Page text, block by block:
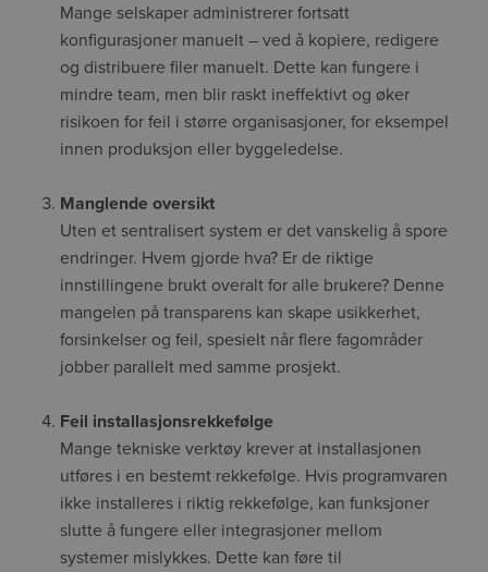
Mange selskaper administrerer fortsatt
konfigurasjoner manuelt – ved å kopiere, redigere
og distribuere filer manuelt. Dette kan fungere i
mindre team, men blir raskt ineffektivt og øker
risikoen for feil i større organisasjoner, for eksempel
innen produksjon eller byggeledelse.
Manglende oversikt
Uten et sentralisert system er det vanskelig å spore
endringer. Hvem gjorde hva? Er de riktige
innstillingene brukt overalt for alle brukere? Denne
mangelen på transparens kan skape usikkerhet,
forsinkelser og feil, spesielt når flere fagområder
jobber parallelt med samme prosjekt.
Feil installasjonsrekkefølge
Mange tekniske verktøy krever at installasjonen
utføres i en bestemt rekkefølge. Hvis programvaren
ikke installeres i riktig rekkefølge, kan funksjoner
slutte å fungere eller integrasjoner mellom
systemer mislykkes. Dette kan føre til